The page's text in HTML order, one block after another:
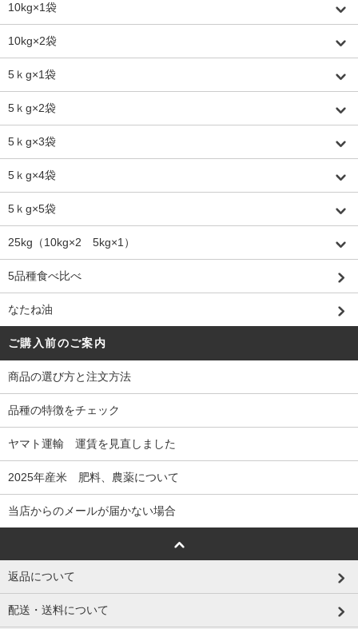
10kg×1袋
10kg×2袋
5ｋg×1袋
5ｋg×2袋
5ｋg×3袋
5ｋg×4袋
5ｋg×5袋
25kg（10kg×2 5kg×1）
5品種食べ比べ
なたね油
ご購入前のご案内
商品の選び方と注文方法
品種の特徴をチェック
ヤマト運輸 運賃を見直しました
2025年産米 肥料、農薬について
当店からのメールが届かない場合
返品について
配送・送料について